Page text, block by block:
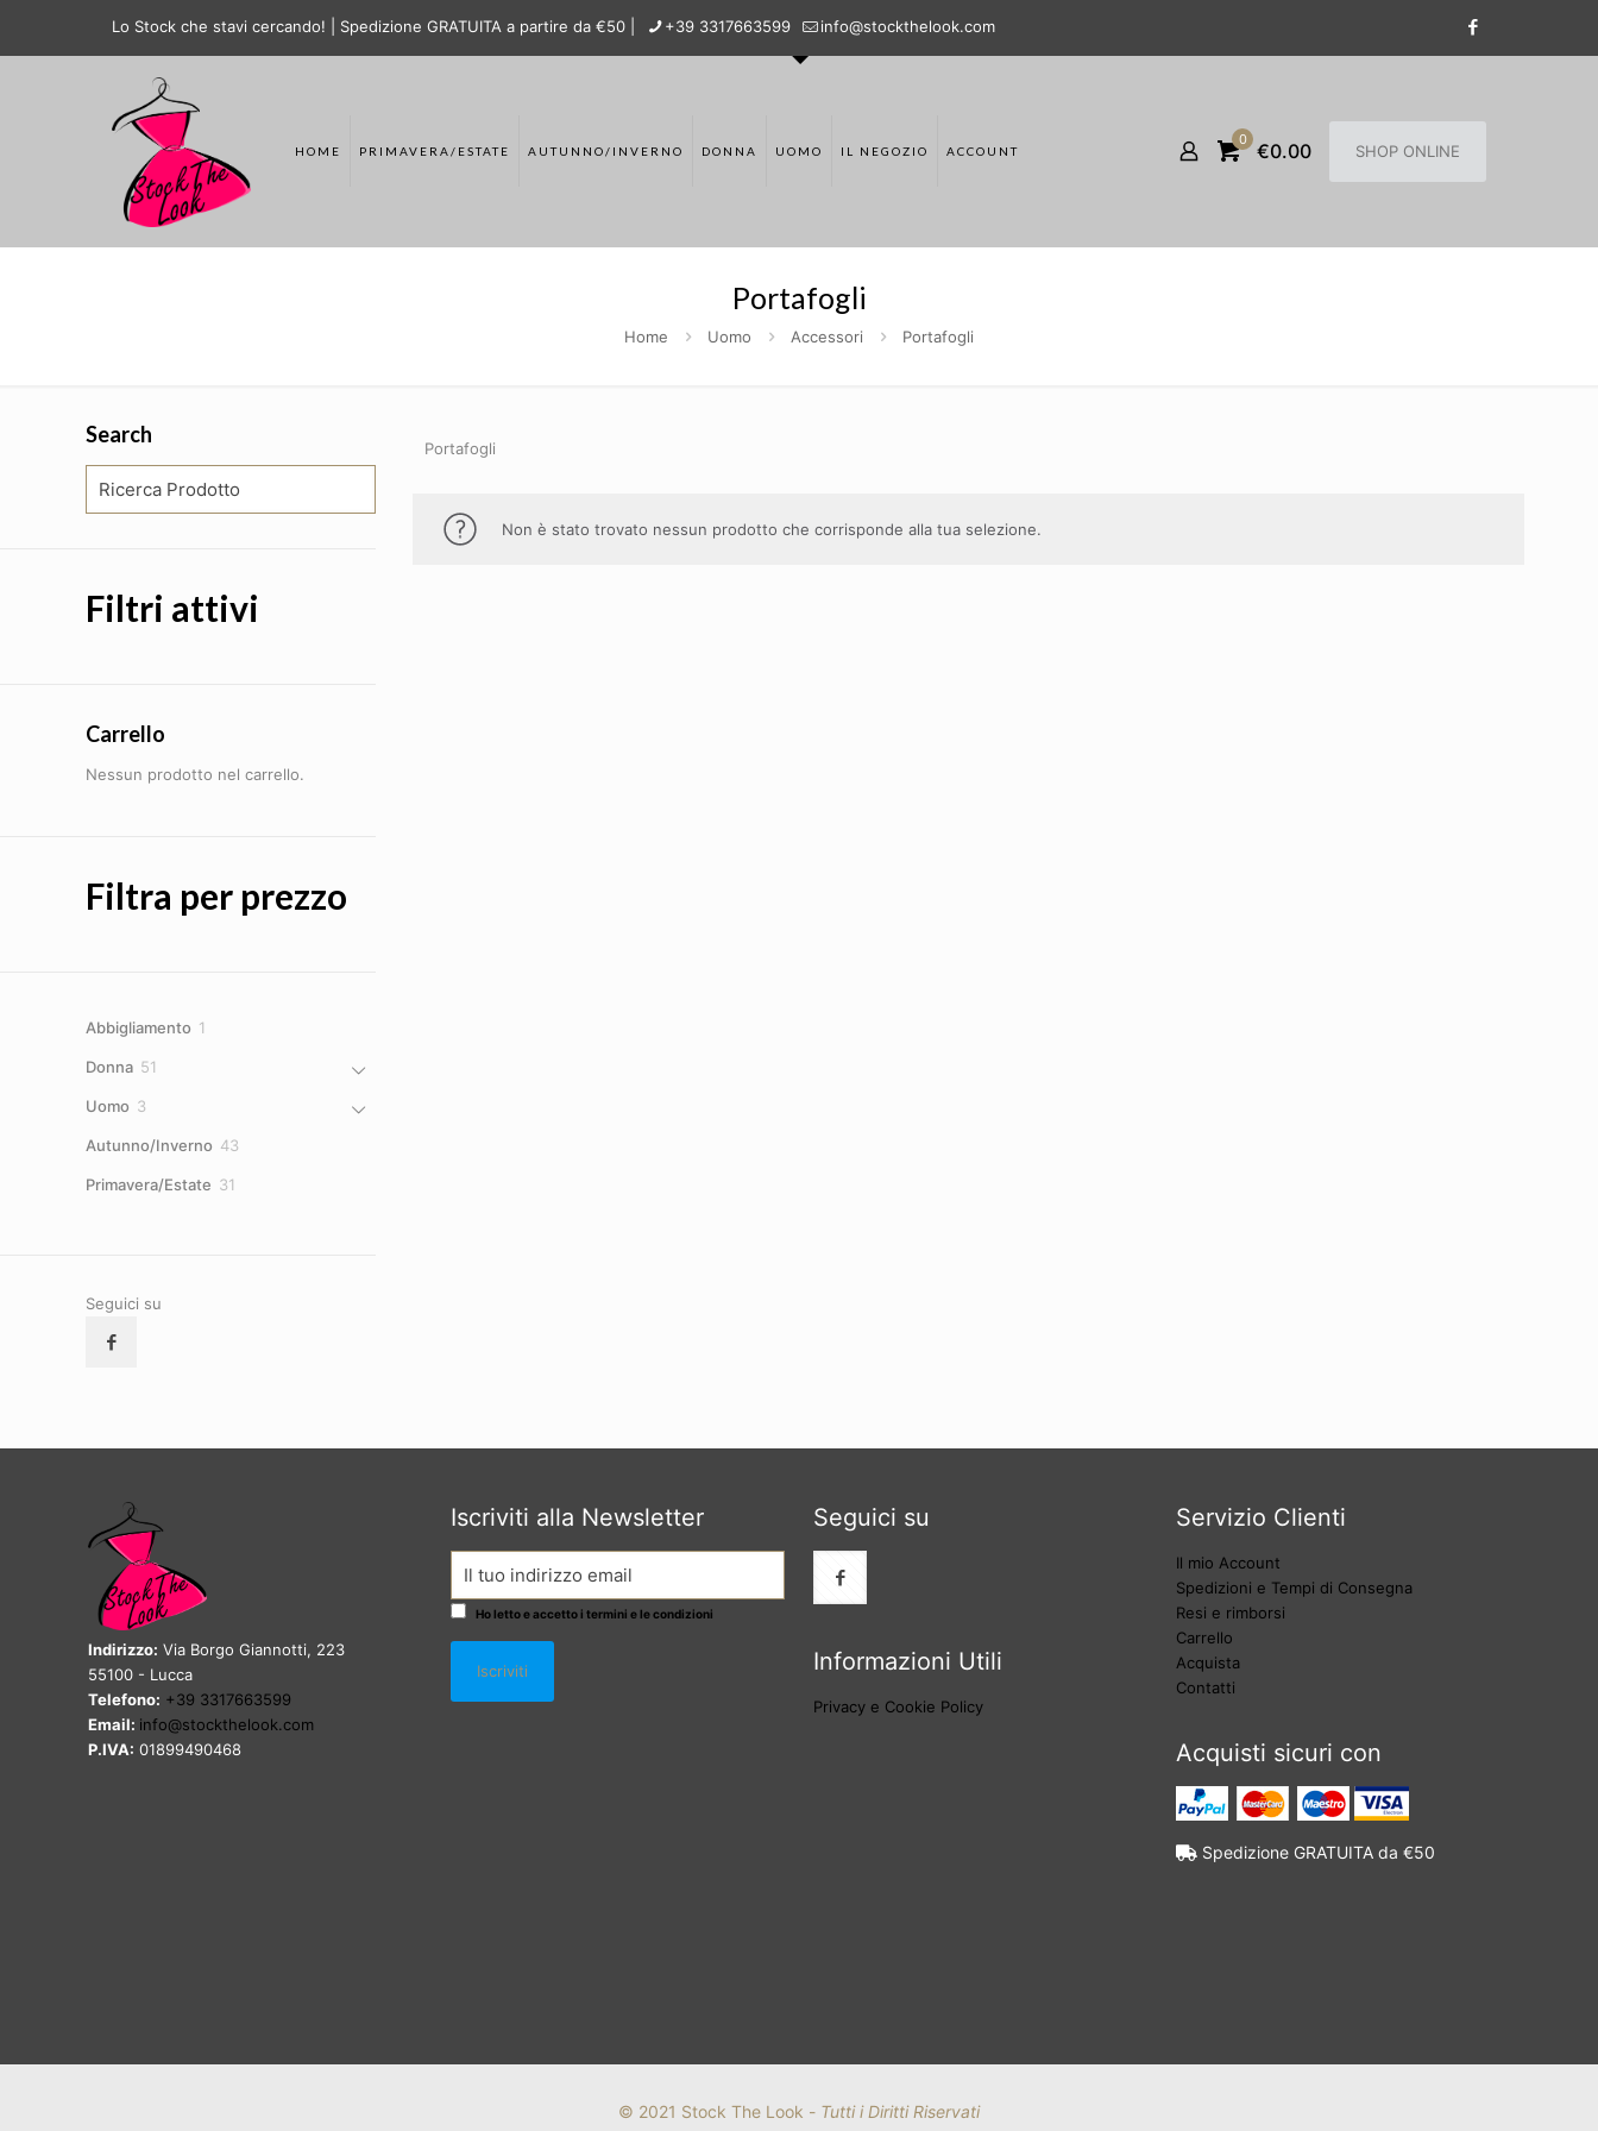
Lo Stock che stavi cercando! | Spedizione GRATUITA a partire da €50 | +39 3317663599 info@stockthelook.com
HOME PRIMAVERA/ESTATE AUTUNNO/INVERNO DONNA UOMO IL NEGOZIO ACCOUNT
0 €0.00 SHOP ONLINE
Portafogli
Home Uomo Accessori Portafogli
Portafogli
Non è stato trovato nessun prodotto che corrisponde alla tua selezione.
Search
Filtri attivi
Carrello
Nessun prodotto nel carrello.
Filtra per prezzo
Abbigliamento 1
Donna 51
Uomo 3
Autunno/Inverno 43
Primavera/Estate 31
Seguici su
Indirizzo: Via Borgo Giannotti, 223
55100 - Lucca
Telefono: +39 3317663599
Email: info@stockthelook.com
P.IVA: 01899490468
Iscriviti alla Newsletter
Ho letto e accetto i termini e le condizioni
Seguici su
Informazioni Utili
Privacy e Cookie Policy
Servizio Clienti
Il mio Account
Spedizioni e Tempi di Consegna
Resi e rimborsi
Carrello
Acquista
Contatti
Acquisti sicuri con
Spedizione GRATUITA da €50
© 2021 Stock The Look - Tutti i Diritti Riservati